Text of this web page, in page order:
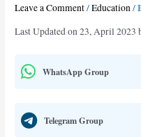
Leave a Comment/Education/
Last Updated on 23, April 2023
WhatsApp Group
Telegram Group